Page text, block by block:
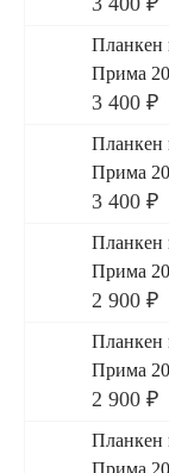
Планкен
Прима
3 400 ₽
Планкен
Прима
3 400 ₽
Планкен
Прима
2 900 ₽
Планкен
Прима
2 900 ₽
Планкен
Прима